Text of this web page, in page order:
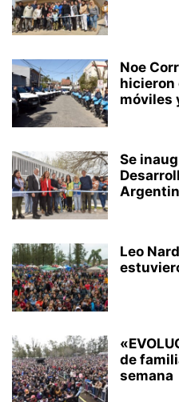
Noe
hicieron
móviles
Se
Leo
de
semana